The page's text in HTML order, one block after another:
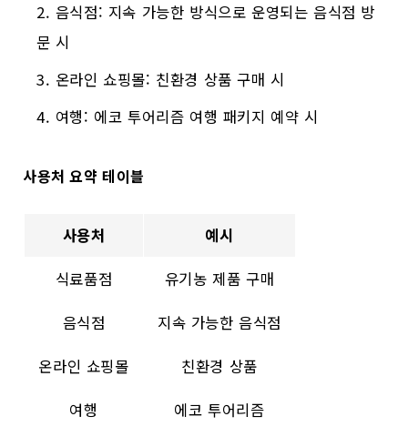
음식점: 지속 가능한 방식으로 운영되는 음식점 방
문 시
온라인 쇼핑몰: 친환경 상품 구매 시
여행: 에코 투어리즘 여행 패키지 예약 시
사용처 요약 테이블
사용처
예시
식료품점
유기농 제품 구매
음식점
지속 가능한 음식점
온라인 쇼핑몰
친환경 상품
여행
에코 투어리즘